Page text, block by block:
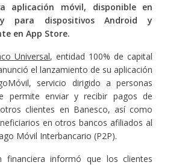
aplicación móvil, disponible en
para dispositivos Android y
en App Store.
Universal, entidad 100% de capital
el lanzamiento de su aplicación
servicio dirigido a personas
permite enviar y recibir pagos de
clientes en Banesco, así como
en otros bancos afiliados al
Móvil Interbancario (P2P).
financiera informó que los clientes